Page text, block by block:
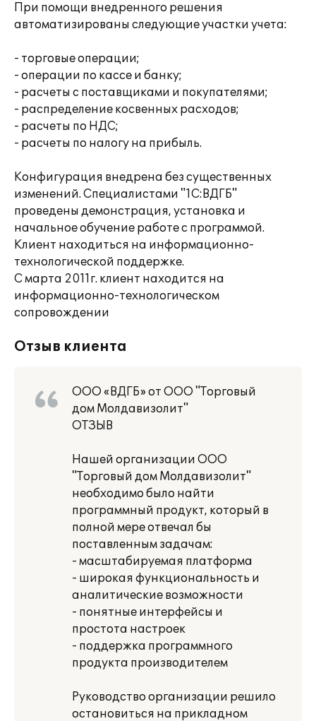
При помощи внедренного решения
автоматизированы следующие участки учета:
- торговые операции;
- операции по кассе и банку;
- расчеты с поставщиками и покупателями;
- распределение косвенных расходов;
- расчеты по НДС;
- расчеты по налогу на прибыль.
Конфигурация внедрена без существенных
изменений. Специалистами "1С:ВДГБ"
проведены демонстрация, установка и
начальное обучение работе с программой.
Клиент находиться на информационно-
технологической поддержке.
С марта 2011г. клиент находится на
информационно-технологическом
сопровождении
Отзыв клиента
ООО «ВДГБ» от ООО "Торговый
дом Молдавизолит"
ОТЗЫВ
Нашей организации ООО
"Торговый дом Молдавизолит"
необходимо было найти
программный продукт, который в
полной мере отвечал бы
поставленным задачам:
- масштабируемая платформа
- широкая функциональность и
аналитические возможности
- понятные интерфейсы и
простота настроек
- поддержка программного
продукта производителем
Руководство организации решило
остановиться на прикладном